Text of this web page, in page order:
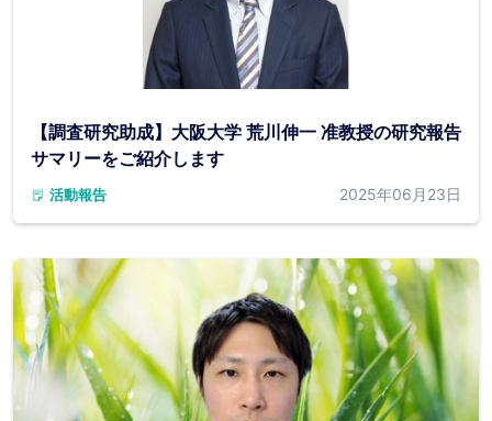
【調査研究助成】大阪大学 荒川伸一 准教授の研究報告
サマリーをご紹介します
活動報告 2025年06月23日